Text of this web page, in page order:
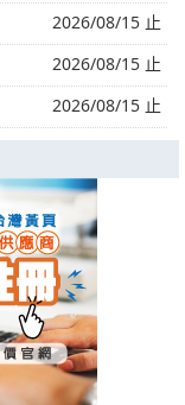
2026/08/15 止
2026/08/15 止
2026/08/15 止